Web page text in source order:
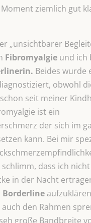
ziemlich gut
„unsichtbarer
Fibromyalgie und ich
Beides wurde
obwohl
seit meiner
ist ein
der sich im
kann. Bei mir
dass ich
in der Nacht
Borderline
den Rahmen
große Bandbreite